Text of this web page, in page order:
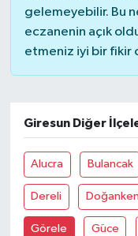
gelemeyebilir. Bu
eczanenin açık
etmeniz iyi bir fikir
Giresun Diğer
Alucra Bulancak
Dereli
Görele Güce